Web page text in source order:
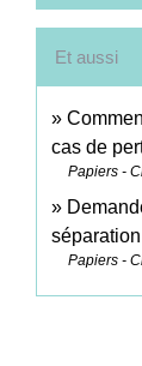
Et aussi
cas de
Papiers -
séparation
Papiers -